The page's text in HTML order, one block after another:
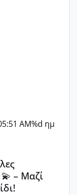
AM%d ημ
2025 💫 – Μαζί
– Μαζί